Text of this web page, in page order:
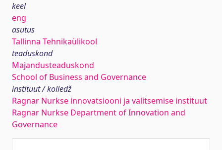
keel
eng
asutus
Tallinna Tehnikaülikool
teaduskond
Majandusteaduskond
School of Business and Governance
instituut / kolledž
Ragnar Nurkse innovatsiooni ja valitsemise instituut
Ragnar Nurkse Department of Innovation and
Governance